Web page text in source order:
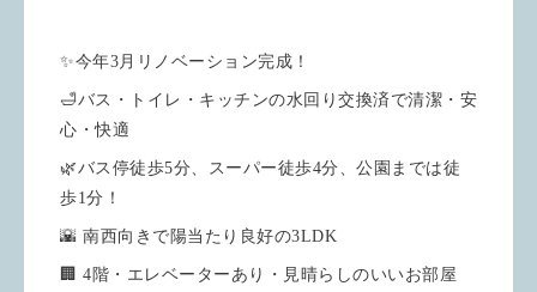
✨今年3月リノベーション完成！
🛁バス・トイレ・キッチンの水回り交換済で清潔・安
心・快適
🌿バス停徒歩5分、スーパー徒歩4分、公園までは徒
歩1分！
🌇 南西向きで陽当たり良好の3LDK
🏢 4階・エレベーターあり・見晴らしのいいお部屋